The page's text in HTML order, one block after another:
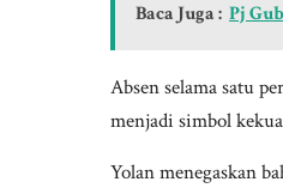
Baca Juga : Pj
Absen selama satu
menjadi simbol
Yolan menegaskan